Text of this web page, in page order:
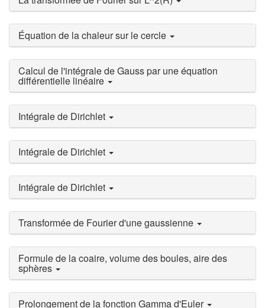
Équation de la chaleur sur le cercle
Calcul de l'intégrale de Gauss par une équation
différentielle linéaire
Intégrale de Dirichlet
Intégrale de Dirichlet
Intégrale de Dirichlet
Transformée de Fourier d'une gaussienne
Formule de la coaire, volume des boules, aire des
sphères
Prolongement de la fonction Gamma d'Euler